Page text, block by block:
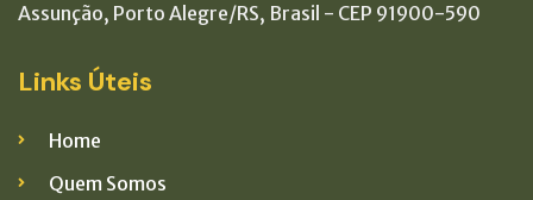
Assunção, Porto Alegre/RS, Brasil - CEP 91900-590
Links Úteis
Home
Quem Somos